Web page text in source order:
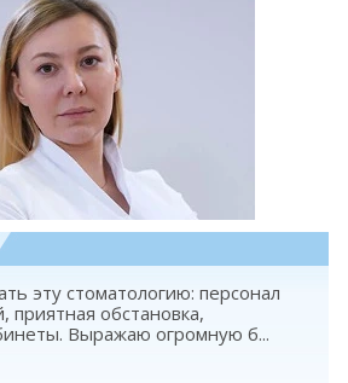
эту стоматологию: персонал
приятная обстановка,
Выражаю огромную б...